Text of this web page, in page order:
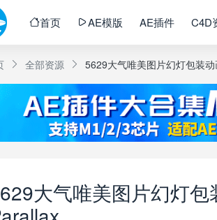
首页 AE模版 AE插件 C4D
全部资源 5629大气唯美图片幻灯包装
大气唯美图片幻灯